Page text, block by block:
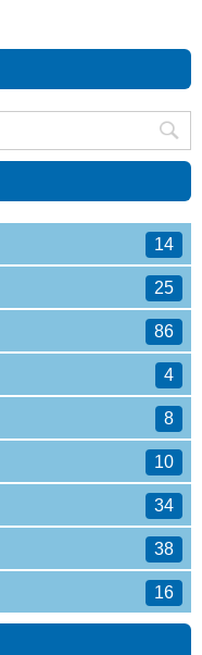
14
25
86
4
8
10
34
38
16